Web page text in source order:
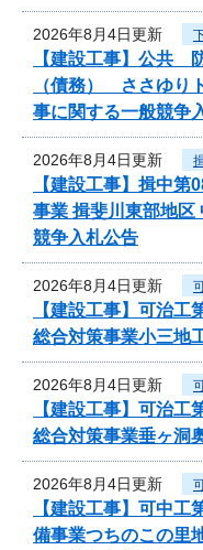
2026年8月4日更新
【建設工事】公共
（債務） ささゆり
事に関する一般競争
2026年8月4日更新
【建設工事】揖中
事業 揖斐川東部地区
競争入札公告
2026年8月4日更新
【建設工事】可治
総合対策事業小三地
2026年8月4日更新
【建設工事】可治
総合対策事業垂ヶ洞
2026年8月4日更新
【建設工事】可中
備事業つちのこの里